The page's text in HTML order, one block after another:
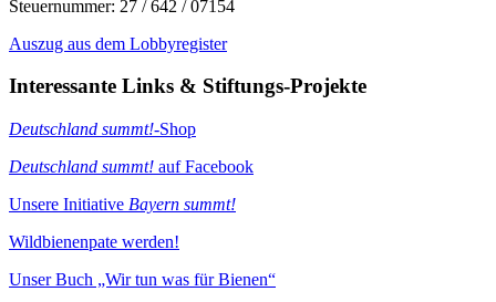
Steuernummer: 27 / 642 / 07154
Auszug aus dem Lobbyregister
Interessante Links & Stiftungs-Projekte
Deutschland summt!-Shop
Deutschland summt! auf Facebook
Unsere Initiative Bayern summt!
Wildbienenpate werden!
Unser Buch „Wir tun was für Bienen“